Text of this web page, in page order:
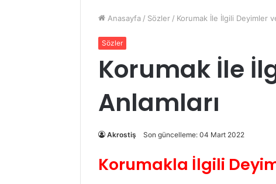
Anasayfa / Sözler / Korumak İle İlgili Deyimler
Sözler
Korumak İle
Anlamları
Akrostiş Son güncelleme: 04 Mart 2022
Korumakla İlgili